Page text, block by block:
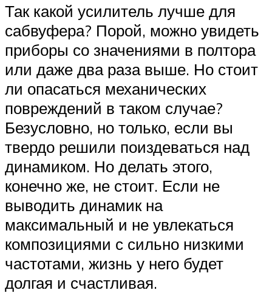
Так какой усилитель лучше для
сабвуфера? Порой, можно увидеть
приборы со значениями в полтора
или даже два раза выше. Но стоит
ли опасаться механических
повреждений в таком случае?
Безусловно, но только, если вы
твердо решили поиздеваться над
динамиком. Но делать этого,
конечно же, не стоит. Если не
выводить динамик на
максимальный и не увлекаться
композициями с сильно низкими
частотами, жизнь у него будет
долгая и счастливая.